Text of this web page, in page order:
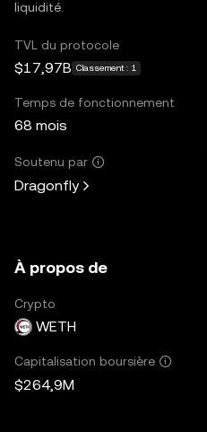
liquidité.
TVL du protocole
$17,97B Classement : 1
Temps de fonctionnement
68 mois
Soutenu par
Dragonfly
À propos de
Crypto
WETH
Capitalisation boursière
$264,9M